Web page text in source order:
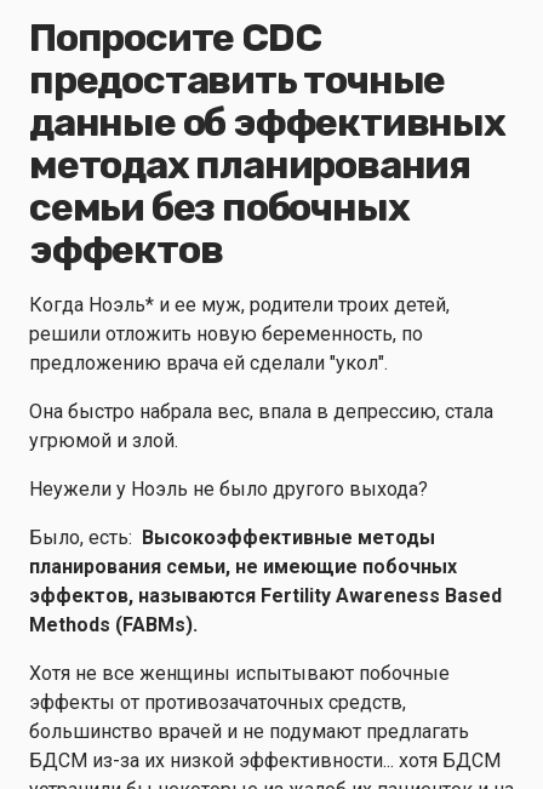
Попросите CDC
предоставить точные
данные об эффективных
методах планирования
семьи без побочных
эффектов
Когда Ноэль* и ее муж, родители троих детей,
решили отложить новую беременность, по
предложению врача ей сделали "укол".
Она быстро набрала вес, впала в депрессию, стала
угрюмой и злой.
Неужели у Ноэль не было другого выхода?
Было, есть: Высокоэффективные методы
планирования семьи, не имеющие побочных
эффектов, называются Fertility Awareness Based
Methods (FABMs).
Хотя не все женщины испытывают побочные
эффекты от противозачаточных средств,
большинство врачей и не подумают предлагать
БДСМ из-за их низкой эффективности... хотя БДСМ